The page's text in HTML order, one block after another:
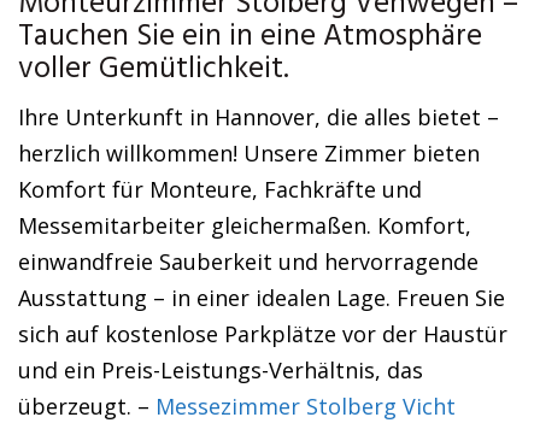
Tauchen Sie ein in eine Atmosphäre
voller Gemütlichkeit.
Ihre Unterkunft in Hannover, die alles bietet –
herzlich willkommen! Unsere Zimmer bieten
Komfort für Monteure, Fachkräfte und
Messemitarbeiter gleichermaßen. Komfort,
einwandfreie Sauberkeit und hervorragende
Ausstattung – in einer idealen Lage. Freuen Sie
sich auf kostenlose Parkplätze vor der Haustür
und ein Preis-Leistungs-Verhältnis, das
überzeugt. – Messezimmer Stolberg Vicht